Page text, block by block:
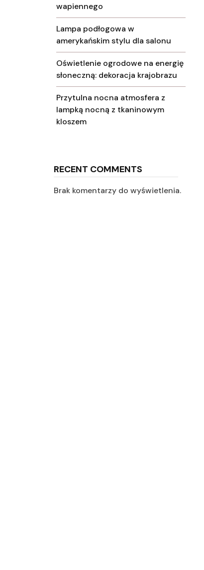
wapiennego
Lampa podłogowa w
amerykańskim stylu dla salonu
Oświetlenie ogrodowe na energię
słoneczną: dekoracja krajobrazu
Przytulna nocna atmosfera z
lampką nocną z tkaninowym
kloszem
RECENT COMMENTS
Brak komentarzy do wyświetlenia.